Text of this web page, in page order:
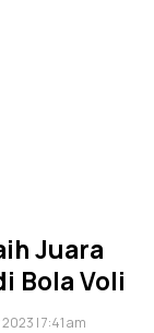
Juara
Bola Voli
| 7:41 am